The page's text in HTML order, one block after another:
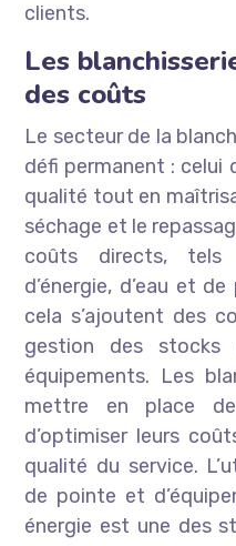
clients.
Les
des coûts
Le secteur de la
défi permanent : celui
qualité tout en
séchage et le
coûts directs, tels
d’énergie, d’eau et
cela s’ajoutent des
gestion des stocks
équipements. Les
mettre en place
d’optimiser leurs
qualité du service.
de pointe et
énergie est une des